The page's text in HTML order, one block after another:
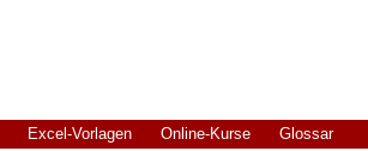
Excel-Vorlagen Online-Kurse Glossar